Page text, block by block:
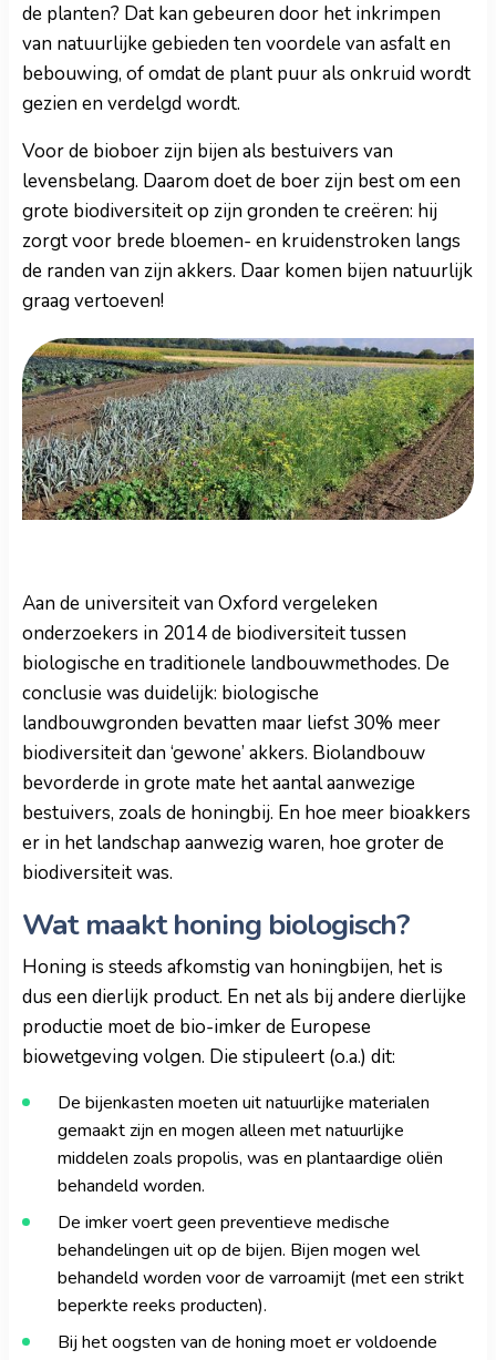
de planten? Dat kan gebeuren door het inkrimpen
van natuurlijke gebieden ten voordele van asfalt en
bebouwing, of omdat de plant puur als onkruid wordt
gezien en verdelgd wordt.
Voor de bioboer zijn bijen als bestuivers van
levensbelang. Daarom doet de boer zijn best om een
grote biodiversiteit op zijn gronden te creëren: hij
zorgt voor brede bloemen- en kruidenstroken langs
de randen van zijn akkers. Daar komen bijen natuurlijk
graag vertoeven!
Aan de universiteit van Oxford vergeleken
onderzoekers in 2014 de biodiversiteit tussen
biologische en traditionele landbouwmethodes. De
conclusie was duidelijk: biologische
landbouwgronden bevatten maar liefst 30% meer
biodiversiteit dan ‘gewone’ akkers. Biolandbouw
bevorderde in grote mate het aantal aanwezige
bestuivers, zoals de honingbij. En hoe meer bioakkers
er in het landschap aanwezig waren, hoe groter de
biodiversiteit was.
Wat maakt honing biologisch?
Honing is steeds afkomstig van honingbijen, het is
dus een dierlijk product. En net als bij andere dierlijke
productie moet de bio-imker de Europese
biowetgeving volgen. Die stipuleert (o.a.) dit:
De bijenkasten moeten uit natuurlijke materialen
gemaakt zijn en mogen alleen met natuurlijke
middelen zoals propolis, was en plantaardige oliën
behandeld worden.
De imker voert geen preventieve medische
behandelingen uit op de bijen. Bijen mogen wel
behandeld worden voor de varroamijt (met een strikt
beperkte reeks producten).
Bij het oogsten van de honing moet er voldoende